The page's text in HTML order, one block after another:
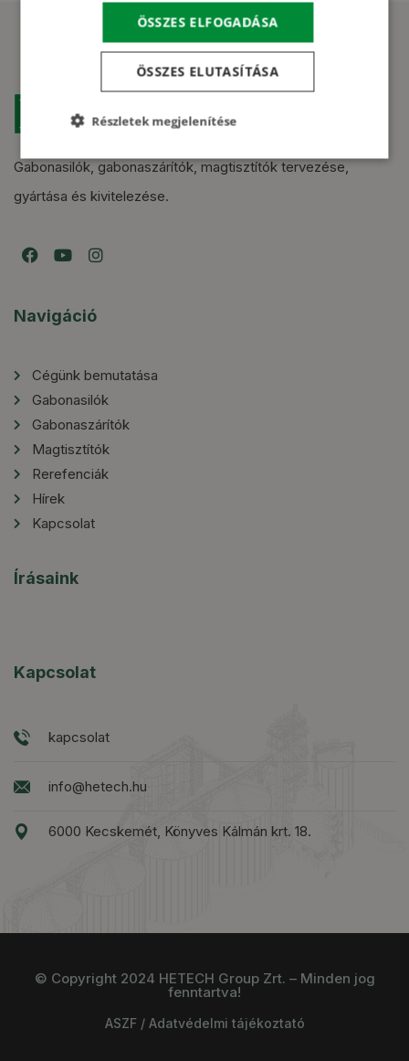
Gabonasilók, gabonaszárítók, magtisztítók tervezése,
gyártása és kivitelezése.
Navigáció
Cégünk bemutatása
Gabonasilók
Gabonaszárítók
Magtisztítók
Rerefenciák
Hírek
Kapcsolat
Írásaink
Kapcsolat
kapcsolat
info@hetech.hu
6000 Kecskemét, Könyves Kálmán krt. 18.
© Copyright 2024 HETECH Group Zrt. – Minden jog
fenntartva!
ÁSZF / Adatvédelmi tájékoztató
ÖSSZES ELFOGADÁSA
ÖSSZES ELUTASÍTÁSA
Részletek megjelenítése